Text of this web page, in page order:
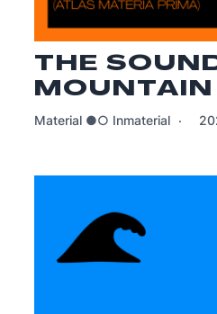
THE
MOUNTAIN
Material ●○ Inmaterial